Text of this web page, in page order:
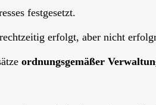
festgesetzt.
erfolgt, aber nicht
ordnungsgemäßer